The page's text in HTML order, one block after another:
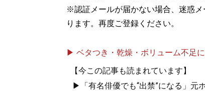
※認証メールが届かない場合、迷惑
ります。再度ご登録ください。
▶ ベタつき・乾燥・ボリューム不足
【今この記事も読まれています】
▶「有名俳優でも“出禁”になる」元